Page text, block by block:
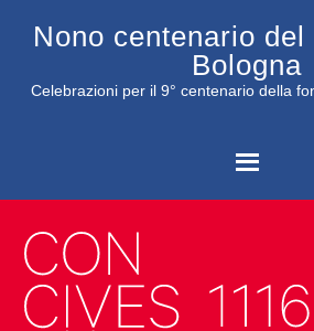
Nono centenario del
Bologna
Celebrazioni per il 9° centenario della